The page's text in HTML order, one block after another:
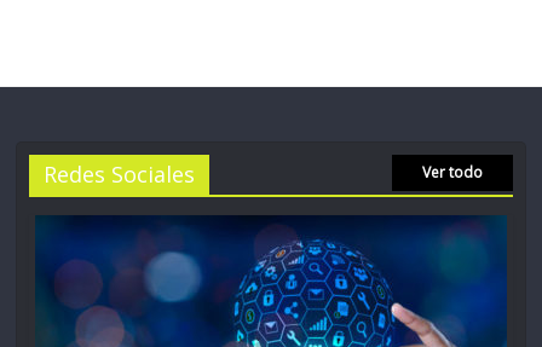
Redes Sociales Ver todo